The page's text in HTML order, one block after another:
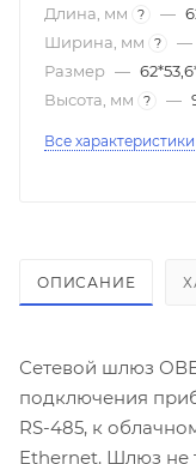
Длина, мм
? —
Ширина, мм
? —
Размер —
Высота, мм
? —
Все характеристики
ОПИСАНИЕ
Сетевой шлюз
подключения
RS-485, к
Ethernet. Шлюз не